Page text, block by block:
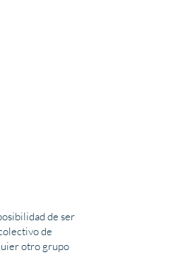
de ser
de
otro grupo